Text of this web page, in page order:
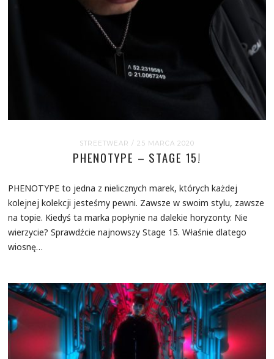
STREETWEAR / 25 MARCA 2020
PHENOTYPE – STAGE 15!
PHENOTYPE to jedna z nielicznych marek, których każdej
kolejnej kolekcji jesteśmy pewni. Zawsze w swoim stylu, zawsze
na topie. Kiedyś ta marka popłynie na dalekie horyzonty. Nie
wierzycie? Sprawdźcie najnowszy Stage 15. Właśnie dlatego
wiosnę…